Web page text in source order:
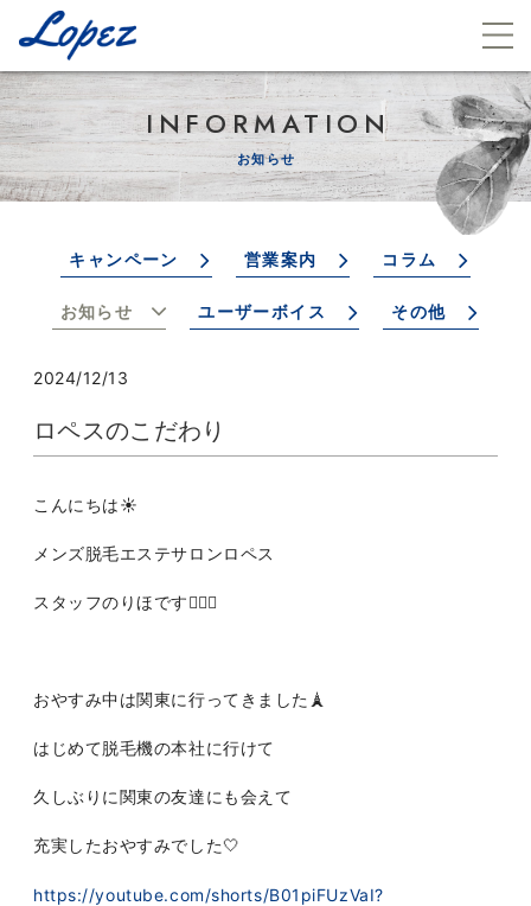
INFORMATION
お知らせ
キャンペーン 営業案内 コラム
お知らせ ユーザーボイス その他
2024/12/13
ロペスのこだわり
こんにちは☀
メンズ脱毛エステサロンロペス
スタッフのりほです👩🏻‍⚕️
おやすみ中は関東に行ってきました🗼
はじめて脱毛機の本社に行けて
久しぶりに関東の友達にも会えて
充実したおやすみでした🤍
https://youtube.com/shorts/B01piFUzVaI?